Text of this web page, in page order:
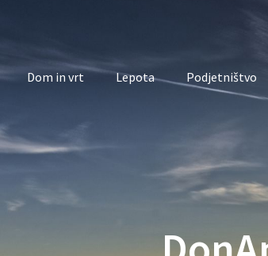
Dom in vrt Lepota Podjetništvo